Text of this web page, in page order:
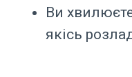
Ви
якісь